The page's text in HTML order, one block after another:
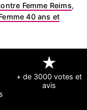
Femme Reims,
40 ans et
★
+ de 3000 votes et
avis